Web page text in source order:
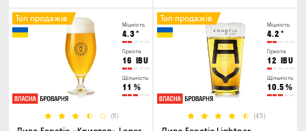
Міцність
4.3°
Гіркота
16 IBU
Щільність
11 %
(6)
Топ продажів
Міцність
4.2 °
Гіркота
12 IBU
Щільність
10.5 %
(45)
Топ продажів